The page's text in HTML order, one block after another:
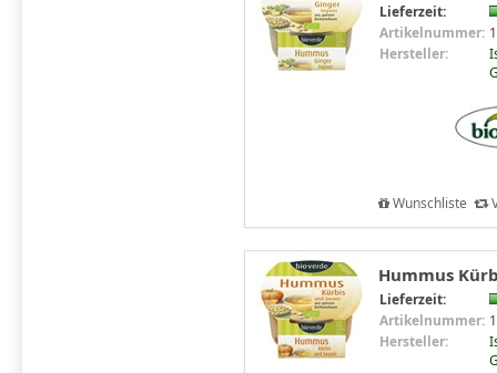
Lieferzeit:
Artikelnummer:
Hersteller:
Wunschliste
Hummus
Lieferzeit:
Artikelnummer:
Hersteller: